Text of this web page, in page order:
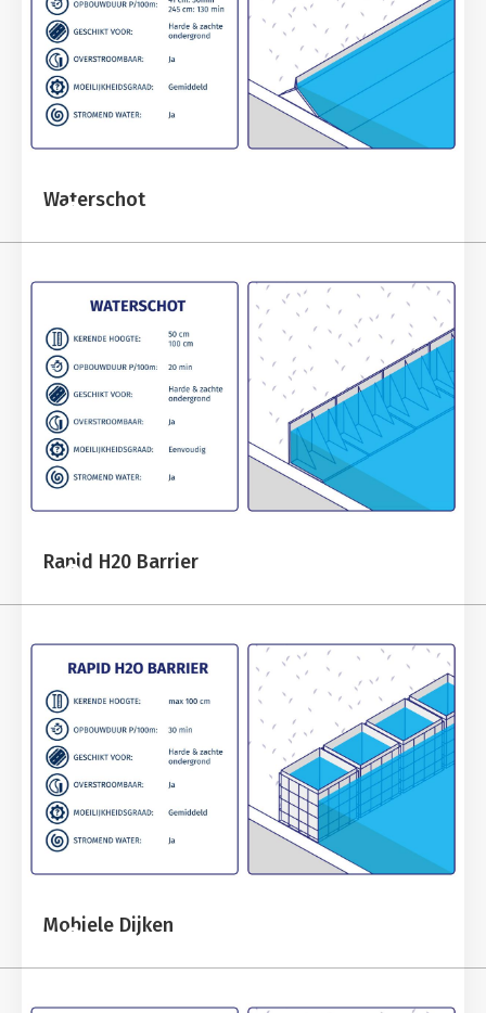
Waterschot
Rapid H20 Barrier
Mobiele Dijken